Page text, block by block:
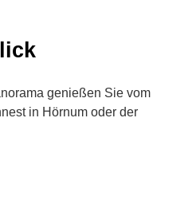
genießen Sie vom
in Hörnum oder der